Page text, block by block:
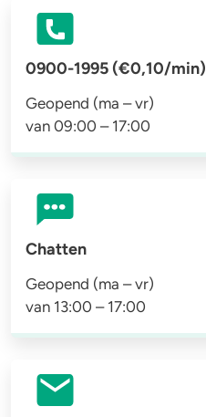
0900-1995(€0,10/min)
Geopend (ma – vr)
van 09:00 – 17:00
Chatten
Geopend (ma – vr)
van 13:00 – 17:00